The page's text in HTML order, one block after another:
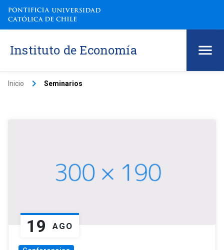
Instituto de Economía
Inicio keyboard_arrow_right Seminarios
19 AGO